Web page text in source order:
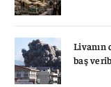
Livanın
baş verib